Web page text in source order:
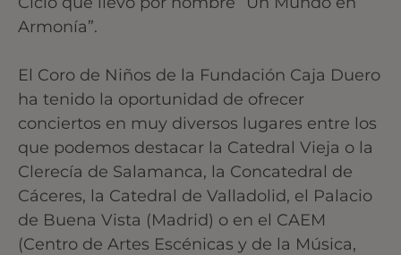
Armonía”.
El Coro de Niños de la Fundación Caja Duero
ha tenido la oportunidad de ofrecer
conciertos en muy diversos lugares entre los
que podemos destacar la Catedral Vieja o la
Clerecía de Salamanca, la Concatedral de
Cáceres, la Catedral de Valladolid, el Palacio
de Buena Vista (Madrid) o en el CAEM
(Centro de Artes Escénicas y de la Música,